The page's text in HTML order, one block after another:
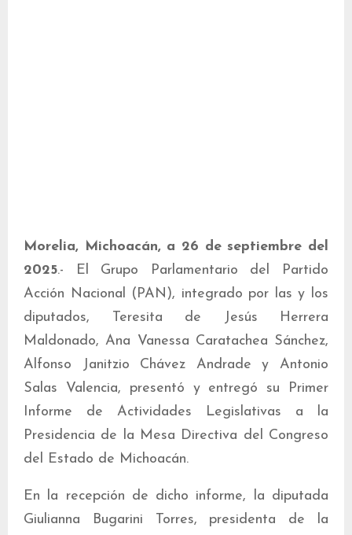
Morelia, Michoacán, a 26 de septiembre del
2025.- El Grupo Parlamentario del Partido
Acción Nacional (PAN), integrado por las y los
diputados, Teresita de Jesús Herrera
Maldonado, Ana Vanessa Caratachea Sánchez,
Alfonso Janitzio Chávez Andrade y Antonio
Salas Valencia, presentó y entregó su Primer
Informe de Actividades Legislativas a la
Presidencia de la Mesa Directiva del Congreso
del Estado de Michoacán.
En la recepción de dicho informe, la diputada
Giulianna Bugarini Torres, presidenta de la